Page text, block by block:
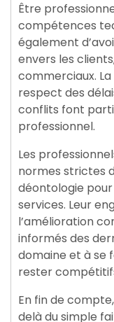
Être
compétences
également
envers les
commerciaux.
respect des
conflits font
professionnel.
Les
normes strictes
déontologie
services. Leur
l’amélioration
informés des
domaine et à se
rester
En fin de
delà du simple